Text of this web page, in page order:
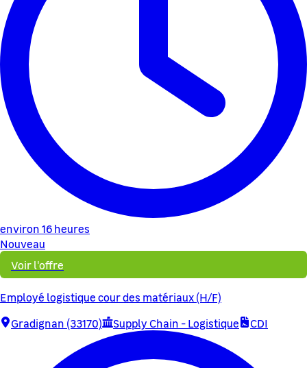
environ 16 heures
Nouveau
Voir l'offre
Employé logistique cour des matériaux (H/F)
Gradignan (33170)
Supply Chain - Logistique CDI